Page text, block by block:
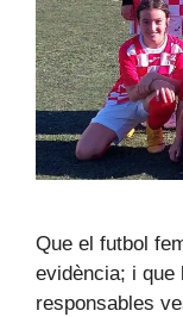
Que el futbol
evidència; i que
responsables